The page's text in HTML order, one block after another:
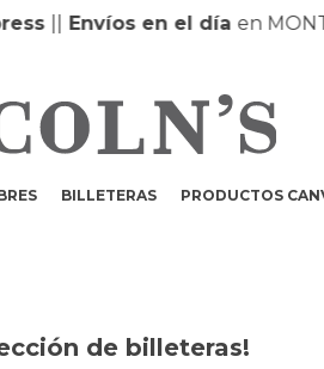
||Envíos en el díaen
BILLETERAS PRODUCTOS
de billeteras!